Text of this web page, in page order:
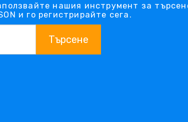
нашия инструмент за
и го регистрирайте сега.
Търсене